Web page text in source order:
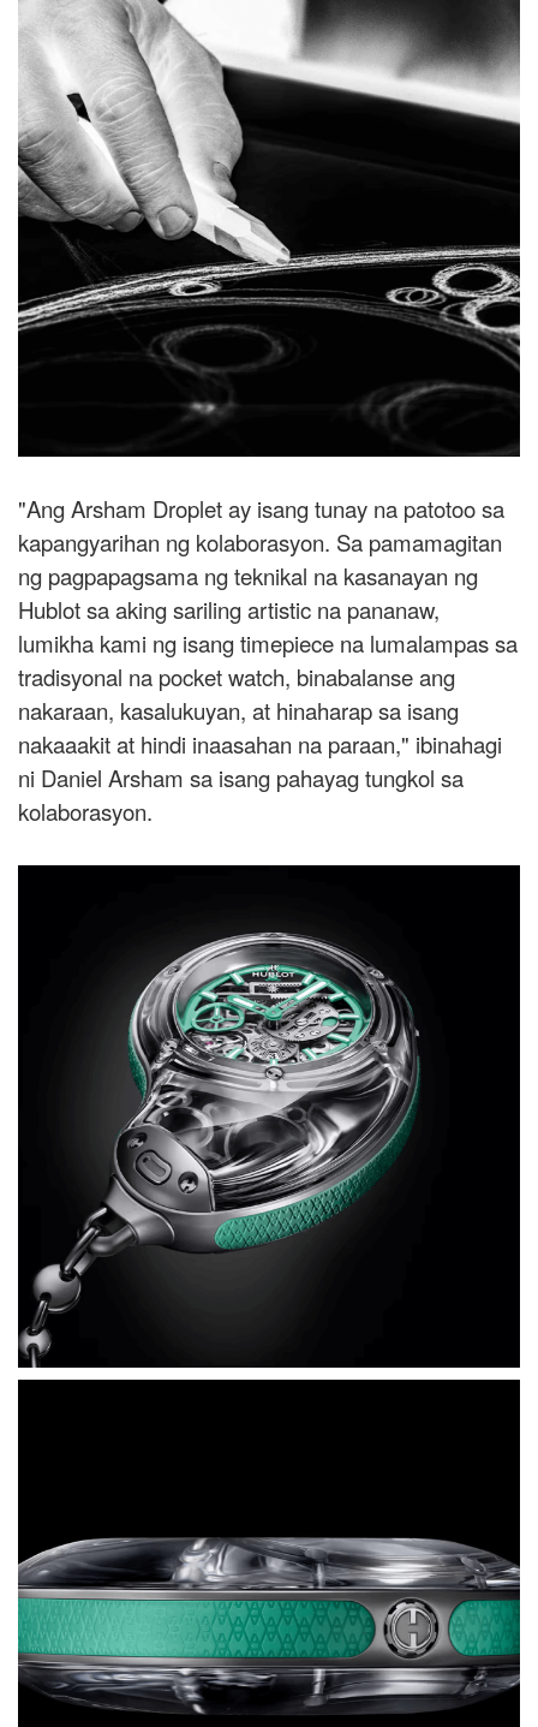
"Ang Arsham Droplet ay isang tunay na patotoo sa
kapangyarihan ng kolaborasyon. Sa pamamagitan
ng pagpapagsama ng teknikal na kasanayan ng
Hublot sa aking sariling artistic na pananaw,
lumikha kami ng isang timepiece na lumalampas sa
tradisyonal na pocket watch, binabalanse ang
nakaraan, kasalukuyan, at hinaharap sa isang
nakaaakit at hindi inaasahan na paraan," ibinahagi
ni Daniel Arsham sa isang pahayag tungkol sa
kolaborasyon.